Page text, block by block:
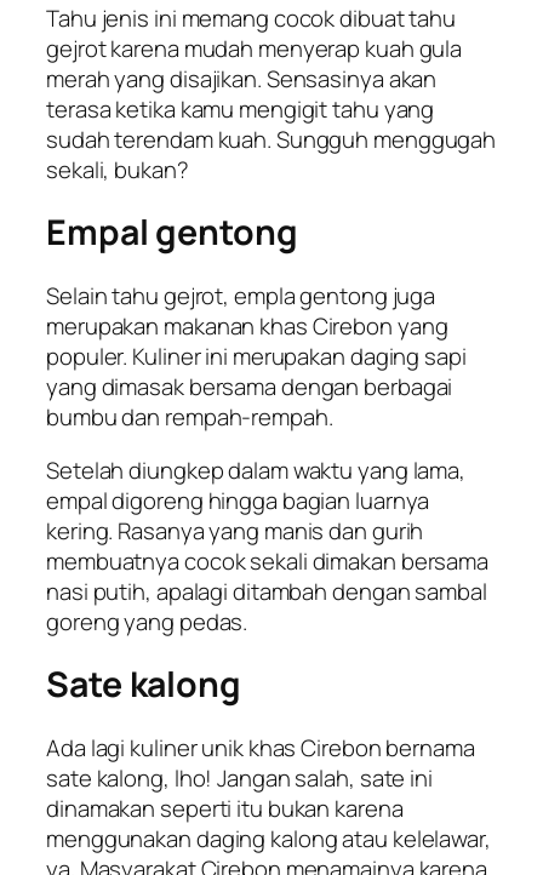
Tahu jenis ini memang cocok dibuat tahu
gejrot karena mudah menyerap kuah gula
merah yang disajikan. Sensasinya akan
terasa ketika kamu mengigit tahu yang
sudah terendam kuah. Sungguh menggugah
sekali, bukan?
Empal gentong
Selain tahu gejrot, empla gentong juga
merupakan makanan khas Cirebon yang
populer. Kuliner ini merupakan daging sapi
yang dimasak bersama dengan berbagai
bumbu dan rempah-rempah.
Setelah diungkep dalam waktu yang lama,
empal digoreng hingga bagian luarnya
kering. Rasanya yang manis dan gurih
membuatnya cocok sekali dimakan bersama
nasi putih, apalagi ditambah dengan sambal
goreng yang pedas.
Sate kalong
Ada lagi kuliner unik khas Cirebon bernama
sate kalong, lho! Jangan salah, sate ini
dinamakan seperti itu bukan karena
menggunakan daging kalong atau kelelawar,